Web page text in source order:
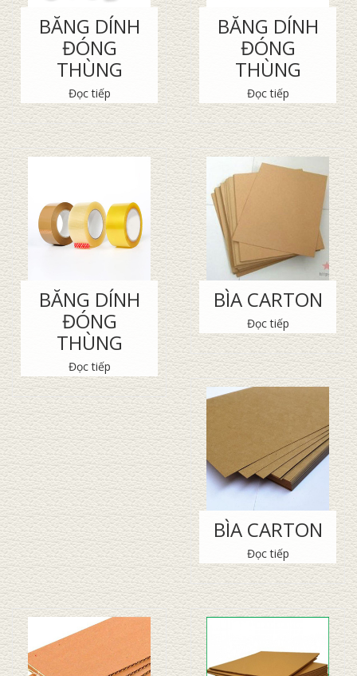
BĂNG DÍNH
ĐÓNG
THÙNG
Đọc tiếp
BĂNG DÍNH
ĐÓNG
THÙNG
Đọc tiếp
BĂNG DÍNH
ĐÓNG
THÙNG
Đọc tiếp
BÌA CARTON
Đọc tiếp
BÌA CARTON
Đọc tiếp